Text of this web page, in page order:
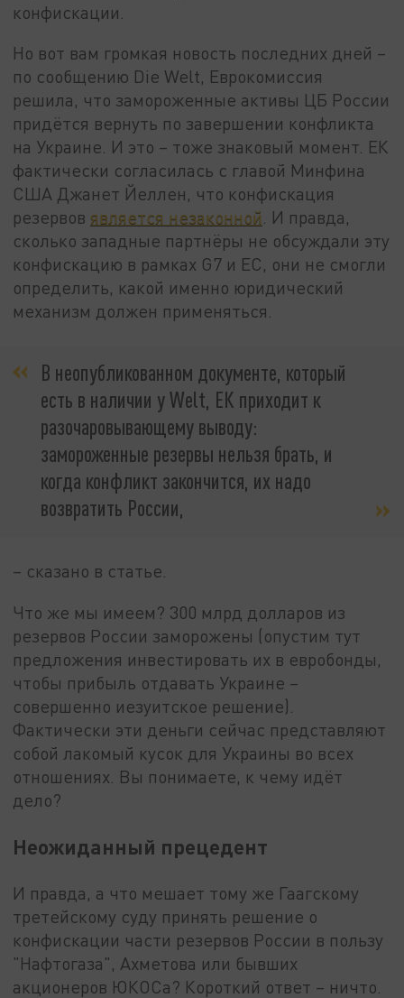
конфискации.
Но вот вам громкая новость последних дней –
по сообщению Die Welt, Еврокомиссия
решила, что замороженные активы ЦБ России
придётся вернуть по завершении конфликта
на Украине. И это – тоже знаковый момент. ЕК
фактически согласилась с главой Минфина
США Джанет Йеллен, что конфискация
резервов является незаконной . И правда,
сколько западные партнёры не обсуждали эту
конфискацию в рамках G7 и ЕС, они не смогли
определить, какой именно юридический
механизм должен применяться.
В неопубликованном документе, который
есть в наличии у Welt, ЕК приходит к
разочаровывающему выводу:
замороженные резервы нельзя брать, и
когда конфликт закончится, их надо
возвратить России,
– сказано в статье.
Что же мы имеем? 300 млрд долларов из
резервов России заморожены (опустим тут
предложения инвестировать их в евробонды,
чтобы прибыль отдавать Украине –
совершенно иезуитское решение).
Фактически эти деньги сейчас представляют
собой лакомый кусок для Украины во всех
отношениях. Вы понимаете, к чему идёт
дело?
Неожиданный прецедент
И правда, а что мешает тому же Гаагскому
третейскому суду принять решение о
конфискации части резервов России в пользу
"Нафтогаза", Ахметова или бывших
акционеров ЮКОСа? Короткий ответ – ничто.